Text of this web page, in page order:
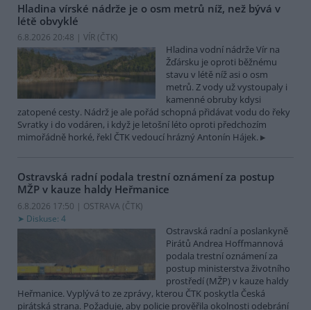
Hladina vírské nádrže je o osm metrů níž, než bývá v
létě obvyklé
6.8.2026 20:48 | VÍR (ČTK)
Hladina vodní nádrže Vír na
Žďársku je oproti běžnému
stavu v létě níž asi o osm
metrů. Z vody už vystoupaly i
kamenné obruby kdysi
zatopené cesty. Nádrž je ale pořád schopná přidávat vodu do řeky
Svratky i do vodáren, i když je letošní léto oproti předchozím
mimořádně horké, řekl ČTK vedoucí hrázný Antonín Hájek.
Ostravská radní podala trestní oznámení za postup
MŽP v kauze haldy Heřmanice
6.8.2026 17:50 | OSTRAVA (ČTK)
Diskuse: 4
Ostravská radní a poslankyně
Pirátů Andrea Hoffmannová
podala trestní oznámení za
postup ministerstva životního
prostředí (MŽP) v kauze haldy
Heřmanice. Vyplývá to ze zprávy, kterou ČTK poskytla Česká
pirátská strana. Požaduje, aby policie prověřila okolnosti odebrání